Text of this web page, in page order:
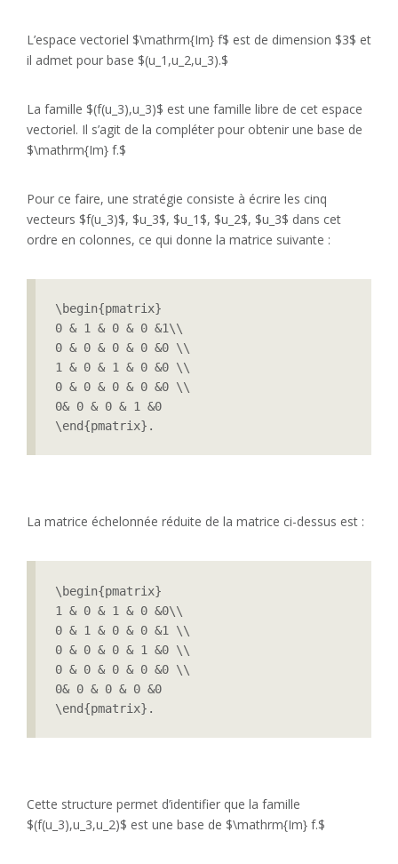
L’espace vectoriel $\mathrm{Im} f$ est de dimension $3$ et
il admet pour base $(u_1,u_2,u_3).$
La famille $(f(u_3),u_3)$ est une famille libre de cet espace
vectoriel. Il s’agit de la compléter pour obtenir une base de
$\mathrm{Im} f.$
Pour ce faire, une stratégie consiste à écrire les cinq
vecteurs $f(u_3)$, $u_3$, $u_1$, $u_2$, $u_3$ dans cet
ordre en colonnes, ce qui donne la matrice suivante :
\begin{pmatrix}
0 & 1 & 0 & 0 &1\\
0 & 0 & 0 & 0 &0 \\
1 & 0 & 1 & 0 &0 \\
0 & 0 & 0 & 0 &0 \\
0& 0 & 0 & 1 &0
\end{pmatrix}.
La matrice échelonnée réduite de la matrice ci-dessus est :
\begin{pmatrix}
1 & 0 & 1 & 0 &0\\
0 & 1 & 0 & 0 &1 \\
0 & 0 & 0 & 1 &0 \\
0 & 0 & 0 & 0 &0 \\
0& 0 & 0 & 0 &0
\end{pmatrix}.
Cette structure permet d’identifier que la famille
$(f(u_3),u_3,u_2)$ est une base de $\mathrm{Im} f.$